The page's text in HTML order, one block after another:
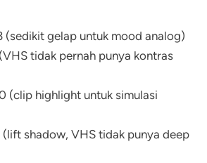
(sedikit gelap untuk mood analog)
tidak pernah punya kontras
(clip highlight untuk simulasi
(lift shadow, VHS tidak punya deep